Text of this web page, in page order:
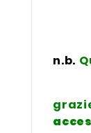
n.b.